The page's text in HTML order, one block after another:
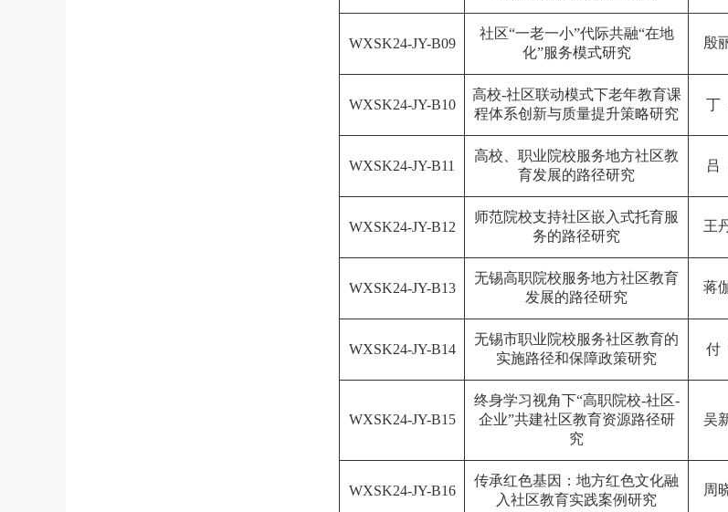
WXSK24-JY-B09
社区“一老一小”代际共融“在地
化”服务模式研究
殷
WXSK24-JY-B10
高校-社区联动模式下老年教育课
程体系创新与质量提升策略研究
丁
WXSK24-JY-B11
高校、职业院校服务地方社区教
育发展的路径研究
吕
WXSK24-JY-B12
师范院校支持社区嵌入式托育服
务的路径研究
王
WXSK24-JY-B13
无锡高职院校服务地方社区教育
发展的路径研究
蒋
WXSK24-JY-B14
无锡市职业院校服务社区教育的
实施路径和保障政策研究
付
WXSK24-JY-B15
终身学习视角下“高职院校-社区-
企业”共建社区教育资源路径研
究
吴
WXSK24-JY-B16
传承红色基因：地方红色文化融
入社区教育实践案例研究
周